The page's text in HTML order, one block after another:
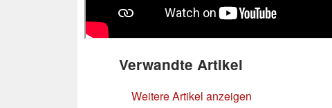
Verwandte Artikel
Weitere Artikel anzeigen